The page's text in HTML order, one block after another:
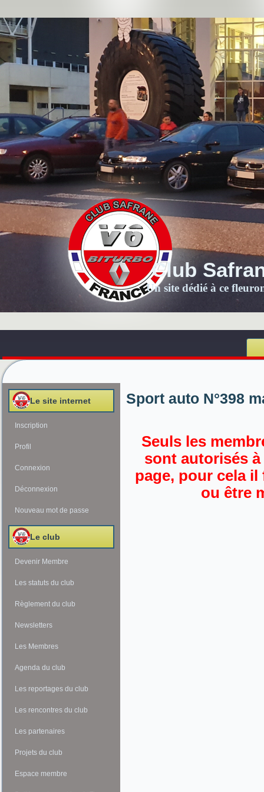
Club
Un site dédié à ce
Le site internet
Inscription
Profil
Connexion
Déconnexion
Nouveau mot de passe
Le club
Devenir Membre
Les statuts du club
Règlement du club
Newsletters
Les Membres
Agenda du club
Les reportages du club
Les rencontres du club
Les partenaires
Projets du club
Espace membre
Sport auto N°398
Seuls les
sont autorisés
page, pour cela
ou être